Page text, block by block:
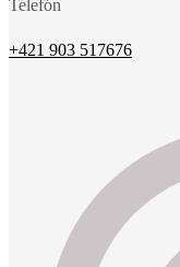
Telefón
+421 903 517676